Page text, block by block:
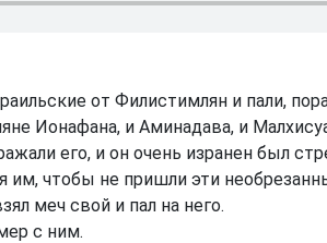
от Филистимлян и пали,
Ионафана, и Аминадава, и
его, и он очень изранен был
чтобы не пришли эти
меч свой и пал на него.
с ним.